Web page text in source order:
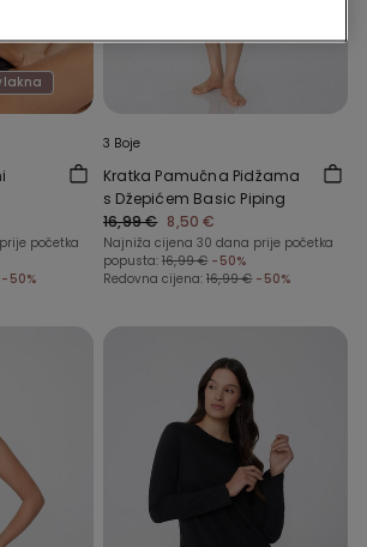
početka
-50%
3 Boje
Kratka Pamučna Pidžama
s Džepićem Basic Piping
16,99 € 8,50 €
Najniža cijena 30 dana prije početka
popusta: 16,99 € -50%
Redovna cijena: 16,99 € -50%